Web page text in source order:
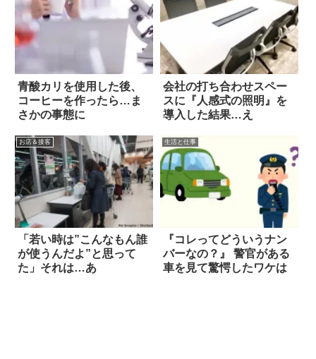
青酸カリを使用した後、
コーヒーを作ったら…ま
さかの事態に
会社の打ち合わせスペー
スに『人感式の照明』を
導入した結果…え
お店＆接客
「若い時は”こんなもん誰
が使うんだよ”と思って
た」それは…あ
生活と仕事
『コレってどういうナン
バーなの？』 警官がある
車を見て驚愕したワケは